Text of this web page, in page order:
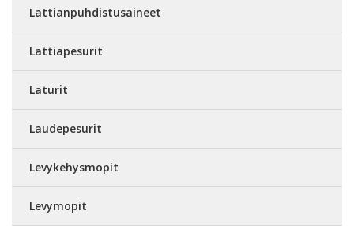
Lattianpuhdistusaineet
Lattiapesurit
Laturit
Laudepesurit
Levykehysmopit
Levymopit